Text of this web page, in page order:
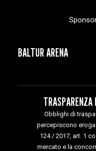
BALTUR ARENA
TRASPARENZA
Obblighi di
percepiscono
124 / 2017, art. 1
mercato e la